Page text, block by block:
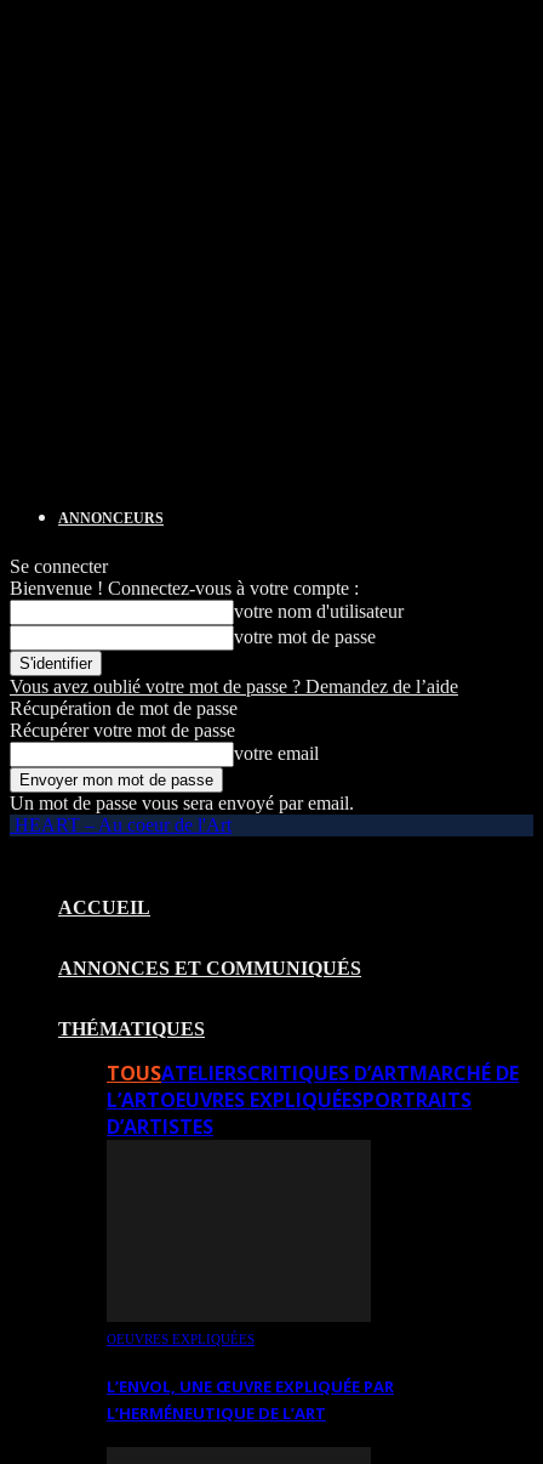
ANNONCEURS
Se connecter
Bienvenue ! Connectez-vous à votre compte :
votre nom d'utilisateur
votre mot de passe
Vous avez oublié votre mot de passe ? Demandez de l’aide
Récupération de mot de passe
Récupérer votre mot de passe
votre email
Un mot de passe vous sera envoyé par email.
HEART – Au coeur de l'Art
ACCUEIL
ANNONCES ET COMMUNIQUÉS
THÉMATIQUES
TOUSATELIERSCRITIQUES D’ARTMARCHÉ DE
L’ARTOEUVRES EXPLIQUÉESPORTRAITS
D’ARTISTES
OEUVRES EXPLIQUÉES
L’ENVOL, UNE ŒUVRE EXPLIQUÉE PAR
L’HERMÉNEUTIQUE DE L’ART